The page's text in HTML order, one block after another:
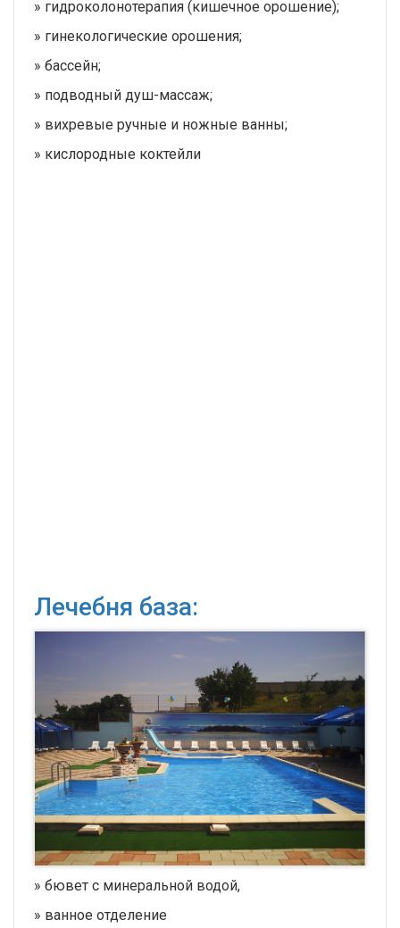
» гидроколонотерапия (кишечное орошение);
» гинекологические орошения;
» бассейн;
» подводный душ-массаж;
» вихревые ручные и ножные ванны;
» кислородные коктейли
Лечебня база:
» бювет с минеральной водой,
» ванное отделение